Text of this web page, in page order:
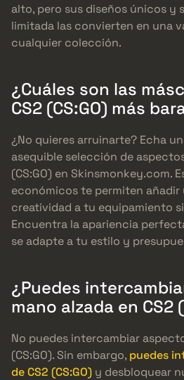
alto, pero sus diseños únicos y
limitada las convierten en una
cualquier colección.
¿Cuáles son las
CS2 (CS:GO) más
¿No quieres arruinarte? Echa
asequible selección de
(CS:GO) en Skinsmonkey.com.
económicos te permiten añadir
creatividad a tu equipamiento
Encuentra la apariencia
se adapte a tu estilo y
¿Puedes
mano alzada en CS2
No puedes intercambiar
(CS:GO). Sin embargo, puedes
de CS2 (CS:GO) y desbloquear